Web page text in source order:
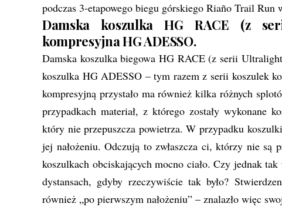
podczas 3-etapowego biegu górskiego Riaño Trail Run
Damska koszulka HG RACE (z
kompresyjna HG ADESSO.
Damska koszulka biegowa HG RACE (z serii
koszulka HG ADESSO – tym razem z serii koszulek
kompresyjną przystało ma również kilka różnych
przypadkach materiał, z którego zostały wykonane
który nie przepuszcza powietrza. W przypadku
jej nałożeniu. Odczują to zwłaszcza ci, którzy nie
koszulkach obciskających mocno ciało. Czy jednak
dystansach, gdyby rzeczywiście tak było?
również „po pierwszym nałożeniu” – znalazło więc